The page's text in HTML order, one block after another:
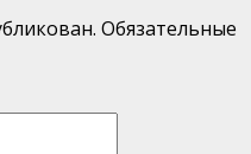
Обязательные